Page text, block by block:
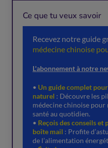
Ce que tu veux savoir